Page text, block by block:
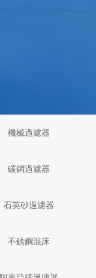
機械過濾器
碳鋼過濾器
石英砂過濾器
不銹鋼混床